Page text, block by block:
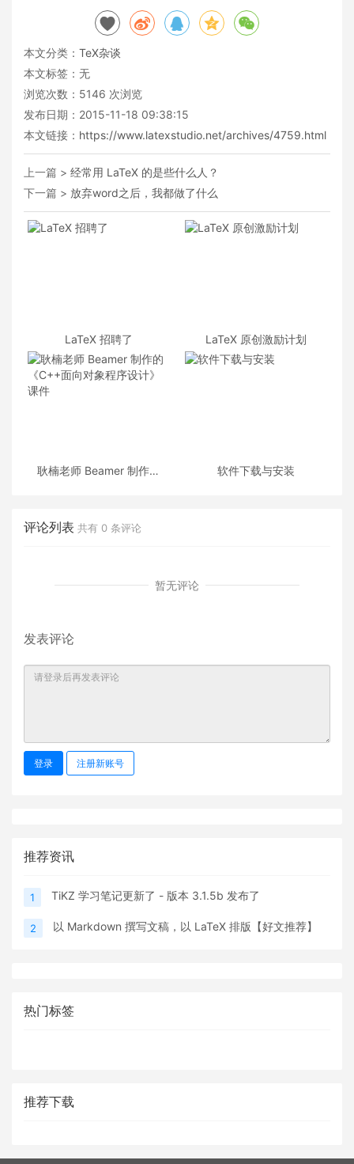
本文分类： TeX杂谈
本文标签：无
浏览次数： 5146 次浏览
发布日期：2015-11-18 09:38:15
本文链接： https://www.latexstudio.net/archives/4759.html
上一篇 > 经常用 LaTeX 的是些什么人？
下一篇 > 放弃word之后，我都做了什么
LaTeX 招聘了 LaTeX 原创激励计划
耿楠老师 Beamer 制作的
软件下载与安装
评论列表 共有 0 条评论
暂无评论
发表评论
登录 注册新账号
推荐资讯
1 TiKZ 学习笔记更新了 - 版本 3.1.5b 发布了
2 以 Markdown 撰写文稿，以 LaTeX 排版【好文推荐】
热门标签
推荐下载